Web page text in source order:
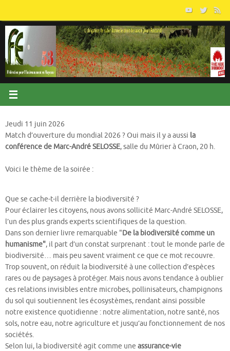
contenu
Jeudi 11 juin 2026
Match d’ouverture du mondial 2026 ? Oui mais il y a aussi la
conférence de Marc-André SELOSSE, salle du Mûrier à Craon, 20 h.
Voici le thème de la soirée :
Que se cache-t-il derrière la biodiversité ?
Pour éclairer les citoyens, nous avons sollicité Marc-André SELOSSE,
l’un des plus grands experts scientifiques de la question.
Dans son dernier livre remarquable "De la biodiversité comme un
humanisme", il part d’un constat surprenant : tout le monde parle de
biodiversité… mais peu savent vraiment ce que ce mot recouvre.
Trop souvent, on réduit la biodiversité à une collection d’espèces
rares ou de paysages à protéger. Mais nous avons tendance à oublier
ces relations invisibles entre microbes, pollinisateurs, champignons
du sol qui soutiennent les écosystèmes, rendant ainsi possible
notre existence quotidienne : notre alimentation, notre santé, nos
sols, notre eau, notre agriculture et jusqu’au fonctionnement de nos
sociétés.
Selon lui, la biodiversité agit comme une assurance-vie